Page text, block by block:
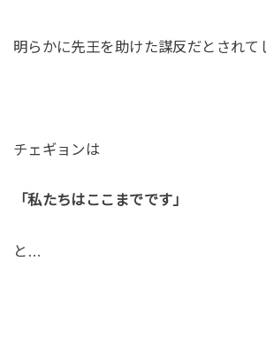
明らかに先王を助けた謀反だとされて
チェギョンは
「私たちはここまでです」
と…